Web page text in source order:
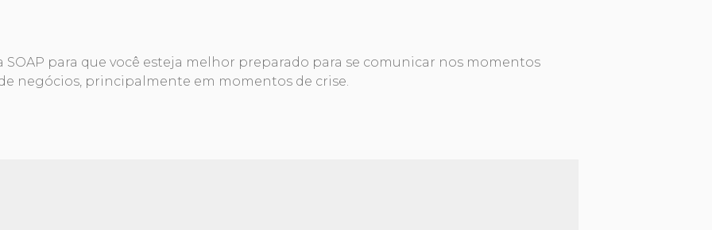
SOAP para que você esteja melhor preparado para se comunicar nos momentos
de negócios, principalmente em momentos de crise.